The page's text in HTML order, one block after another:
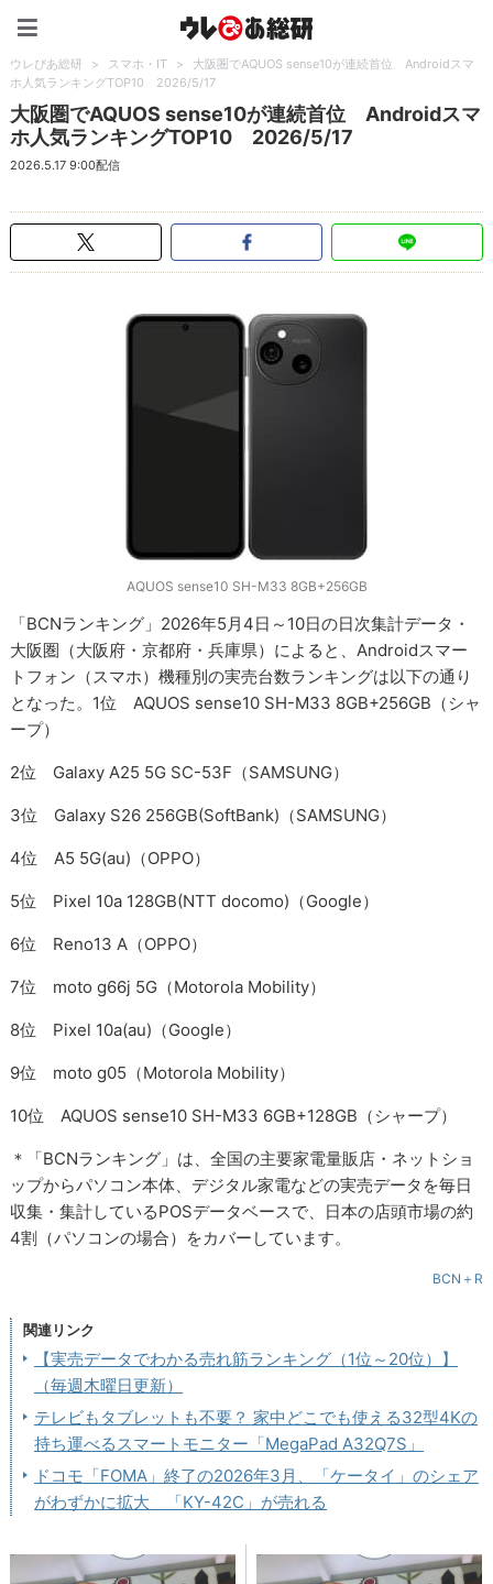
ウレぴあ総研 > スマホ・IT >
大阪圏でAQUOS sense10が連続首位 Androidスマ
ホ人気ランキングTOP10 2026/5/17
大阪圏でAQUOS sense10が連続首位 Androidスマ
ホ人気ランキングTOP10 2026/5/17
2026.5.17 9:00配信
AQUOS sense10 SH-M33 8GB+256GB
「BCNランキング」2026年5月4日～10日の日次集計データ・
大阪圏（大阪府・京都府・兵庫県）によると、Androidスマー
トフォン（スマホ）機種別の実売台数ランキングは以下の通り
となった。1位 AQUOS sense10 SH-M33 8GB+256GB（シャ
ープ）
2位 Galaxy A25 5G SC-53F（SAMSUNG）
3位 Galaxy S26 256GB(SoftBank)（SAMSUNG）
4位 A5 5G(au)（OPPO）
5位 Pixel 10a 128GB(NTT docomo)（Google）
6位 Reno13 A（OPPO）
7位 moto g66j 5G（Motorola Mobility）
8位 Pixel 10a(au)（Google）
9位 moto g05（Motorola Mobility）
10位 AQUOS sense10 SH-M33 6GB+128GB（シャープ）
＊「BCNランキング」は、全国の主要家電量販店・ネットショ
ップからパソコン本体、デジタル家電などの実売データを毎日
収集・集計しているPOSデータベースで、日本の店頭市場の約
4割（パソコンの場合）をカバーしています。
BCN＋R
関連リンク
【実売データでわかる売れ筋ランキング（1位～20位）】
（毎週木曜日更新）
テレビもタブレットも不要？ 家中どこでも使える32型4Kの
持ち運べるスマートモニター「MegaPad A32Q7S」
ドコモ「FOMA」終了の2026年3月、「ケータイ」のシェア
がわずかに拡大 「KY-42C」が売れる